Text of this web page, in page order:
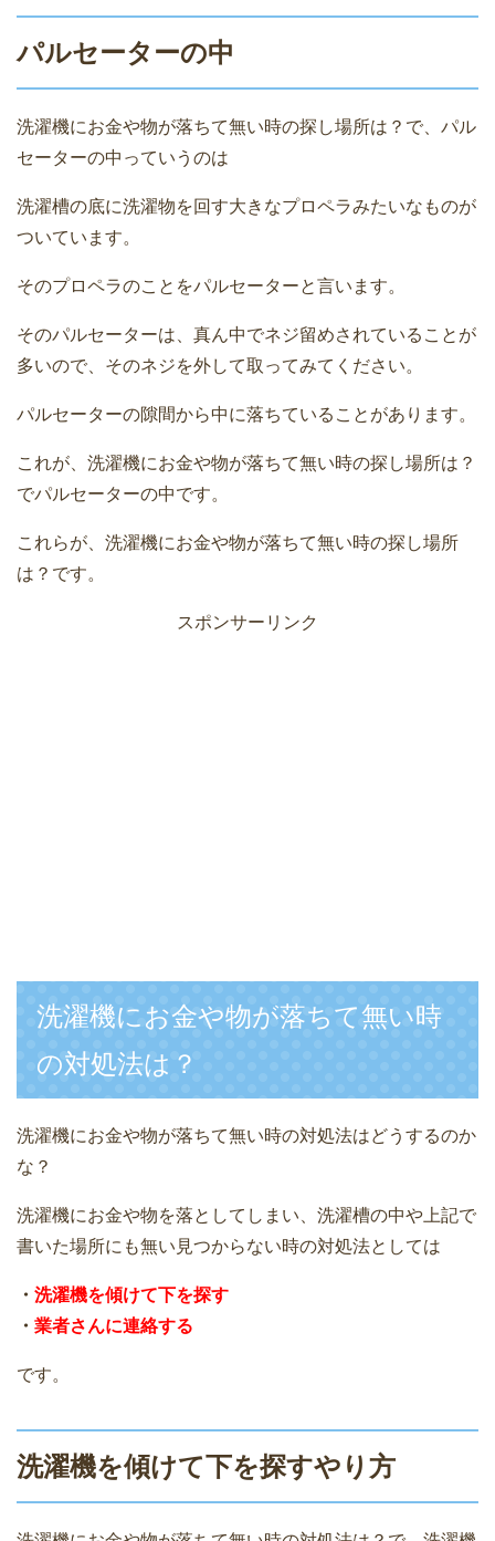
パルセーターの中
洗濯機にお金や物が落ちて無い時の探し場所は？で、パル
セーターの中っていうのは
洗濯槽の底に洗濯物を回す大きなプロペラみたいなものが
ついています。
そのプロペラのことをパルセーターと言います。
そのパルセーターは、真ん中でネジ留めされていることが
多いので、そのネジを外して取ってみてください。
パルセーターの隙間から中に落ちていることがあります。
これが、洗濯機にお金や物が落ちて無い時の探し場所は？
でパルセーターの中です。
これらが、洗濯機にお金や物が落ちて無い時の探し場所
は？です。
スポンサーリンク
洗濯機にお金や物が落ちて無い時
の対処法は？
洗濯機にお金や物が落ちて無い時の対処法はどうするのか
な？
洗濯機にお金や物を落としてしまい、洗濯槽の中や上記で
書いた場所にも無い見つからない時の対処法としては
・ 洗濯機を傾けて下を探す
・ 業者さんに連絡する
です。
洗濯機を傾けて下を探すやり方